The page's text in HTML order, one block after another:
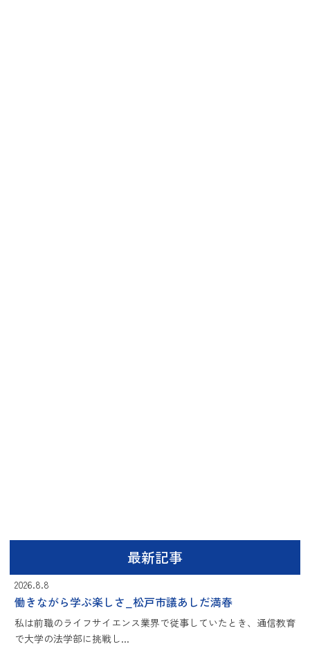
最新記事
2026.8.8
働きながら学ぶ楽しさ_松戸市議あしだ満春
私は前職のライフサイエンス業界で従事していたとき、通信教育
で大学の法学部に挑戦し...